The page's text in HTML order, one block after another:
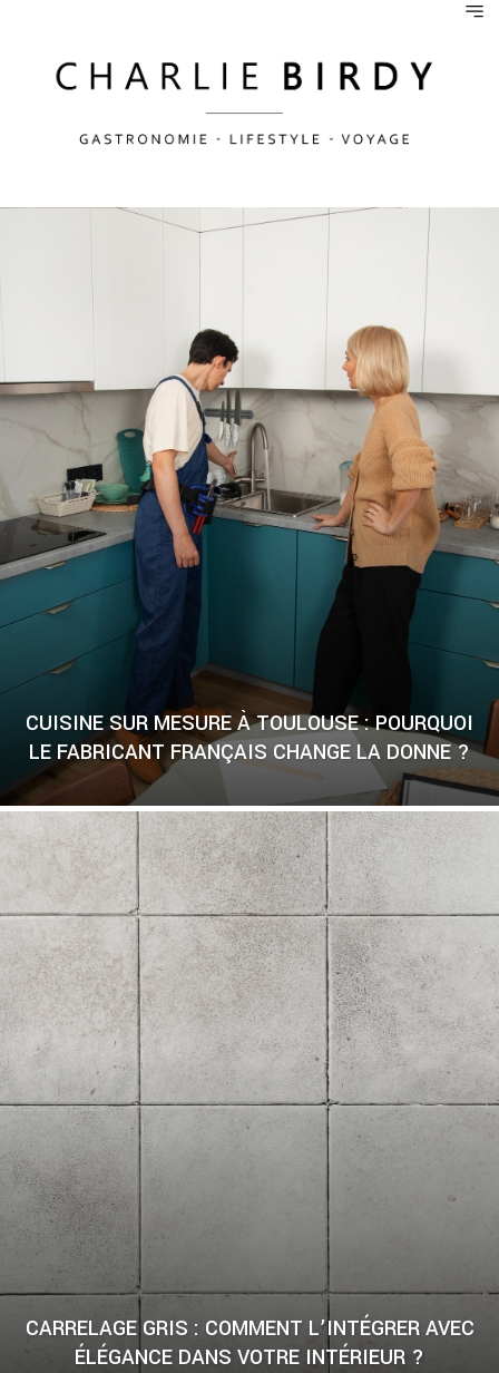
CUISINE SUR MESURE À TOULOUSE : POURQUOI
LE FABRICANT FRANÇAIS CHANGE LA DONNE ?
CARRELAGE GRIS : COMMENT L’INTÉGRER AVEC
ÉLÉGANCE DANS VOTRE INTÉRIEUR ?